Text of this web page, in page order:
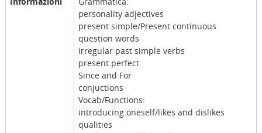
personality adjectives
present simple/Present continuous
question words
irregular past simple verbs
present perfect
Since and For
conjuctions
Vocab/Functions:
introducing oneself/likes and dislikes
qualities